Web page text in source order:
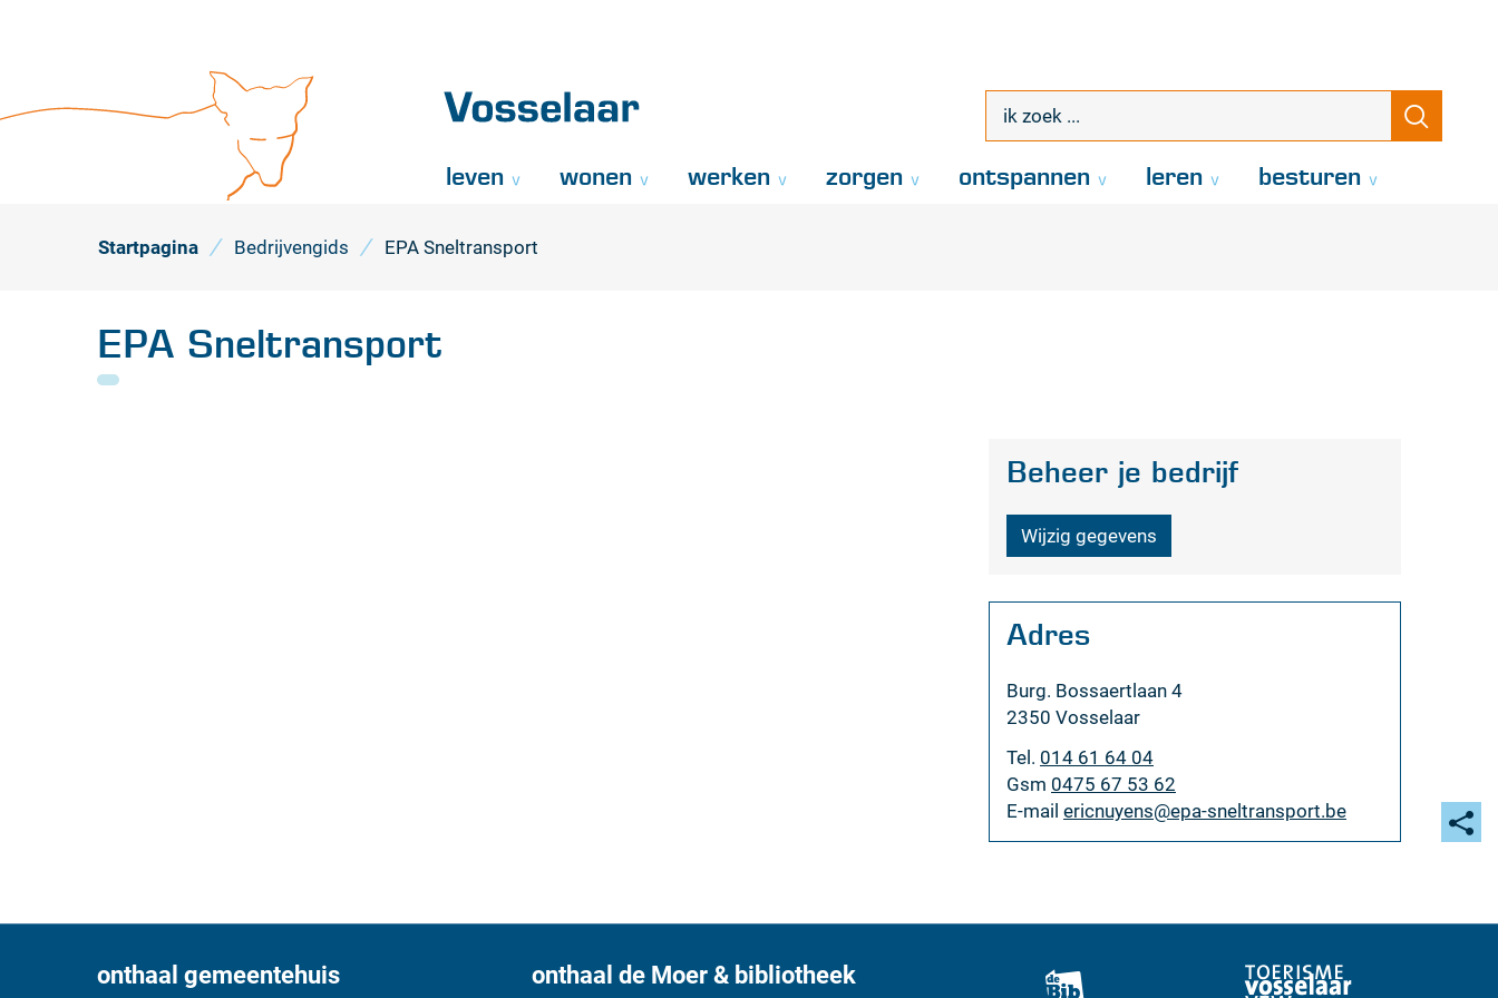
Vosselaar
zoek
leven wonen werken zorgen ontspannen leren besturen
Startpagina Bedrijvengids EPA Sneltransport
EPA Sneltransport
Beheer je bedrijf
Wijzig gegevens
Adres
Adres
Burg. Bossaertlaan 4
,2350 Vosselaar
Tel. 014 61 64 04
Gsm 0475 67 53 62
E-
mail
ericnuyens@epa-sneltransport.be
onthaal gemeentehuis onthaal de Moer & bibliotheek